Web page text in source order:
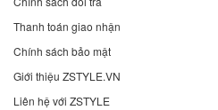
Thanh toán giao nhận
Chính sách bảo mật
Giới thiệu ZSTYLE.VN
Liên hệ với ZSTYLE